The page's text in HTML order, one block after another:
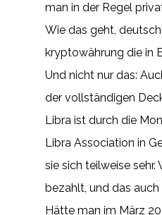
man in der Regel
Wie das geht,
kryptowährung die in
Und nicht nur das:
der vollständigen
Libra ist durch die
Libra Association in
sie sich teilweise sehr.
bezahlt, und das auch
Hätte man im März